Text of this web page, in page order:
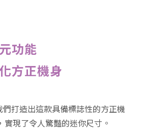
功能
方正機身
打造出這款具備標誌性的方正機
現了令人驚豔的迷你尺寸。